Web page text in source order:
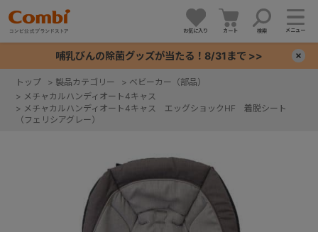
お気に入り カート 検索 メニュー
哺乳びんの除菌グッズが当たる！8/31まで >>
トップ > 製品カテゴリー > ベビーカー（部品）
> メチャカルハンディオート4キャス
> メチャカルハンディオート4キャス エッグショックHF 着脱シート
（フェリシアグレー）